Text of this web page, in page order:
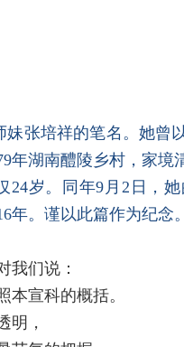
张培祥的笔名。她曾
年湖南醴陵乡村，家境
24岁。同年9月2日，
年。谨以此篇作为纪念。
我们说：
本宣科的概括。
明，